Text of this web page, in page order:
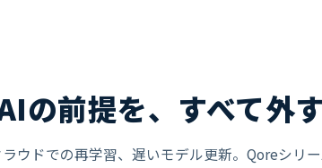
の前提を、すべて外す
ウドでの再学習、遅いモデル更新。Qoreシリ